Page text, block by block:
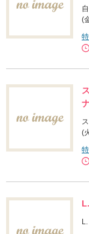
(
(